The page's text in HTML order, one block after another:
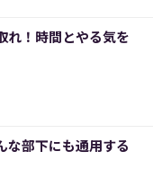
れ！時間とやる気を
な部下にも通用する